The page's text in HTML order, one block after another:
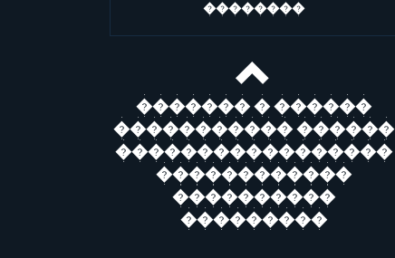
��������
������� � ������
����������� ������
�����������������
������������
����������
���������